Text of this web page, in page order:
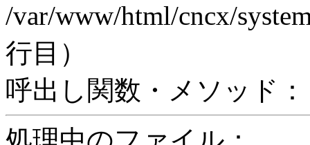
/var/www/html/cncx/
行目）
呼出し関数・メソッド：